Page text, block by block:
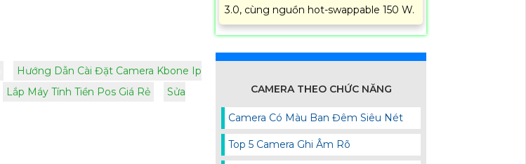
Hướng Dẫn Cài Đặt Camera Kbone Ip
Lắp Máy Tính Tiền Pos Giá Rẻ
Sửa
3.0, cùng nguồn hot-swappable 150 W.
CAMERA THEO CHỨC NĂNG
Camera Có Màu Ban Đêm Siêu Nét
Top 5 Camera Ghi Âm Rõ